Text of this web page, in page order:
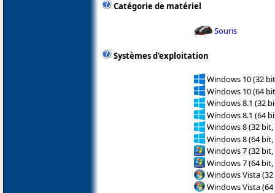
Catégorie de matériel
Souris
Systèmes d'exploitation
Windows 10 (32
Windows 10 (64
Windows 8.1 (32
Windows 8.1 (64
Windows 8 (32 bit,
Windows 8 (64 bit,
Windows 7 (32 bit,
Windows 7 (64 bit,
Windows Vista
Windows Vista